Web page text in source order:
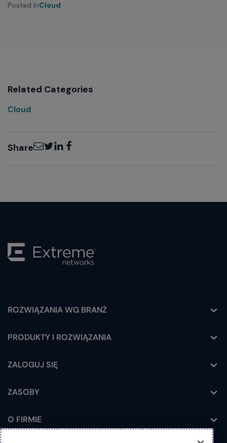
Posted InCloud
Related Categories
Cloud
ShareEmailTwitter
LinkedInFacebook
Toggle
ROZWIĄZANIA WG BRANŻ
Toggle
PRODUKTY I ROZWIĄZANIA
Toggle
ZALOGUJ SIĘ
Toggle
ZASOBY
Toggle
O FIRMIE